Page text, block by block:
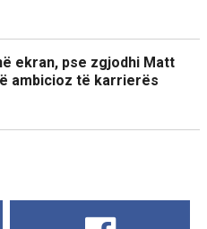
ekran, pse zgjodhi Matt
ambicioz të karrierës